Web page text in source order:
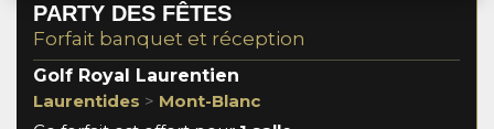
PARTY DES FÊTES
Forfait banquet et réception
Golf Royal Laurentien
Laurentides > Mont-Blanc